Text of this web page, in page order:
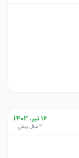
16 تیر، 1403
2 سال پیش